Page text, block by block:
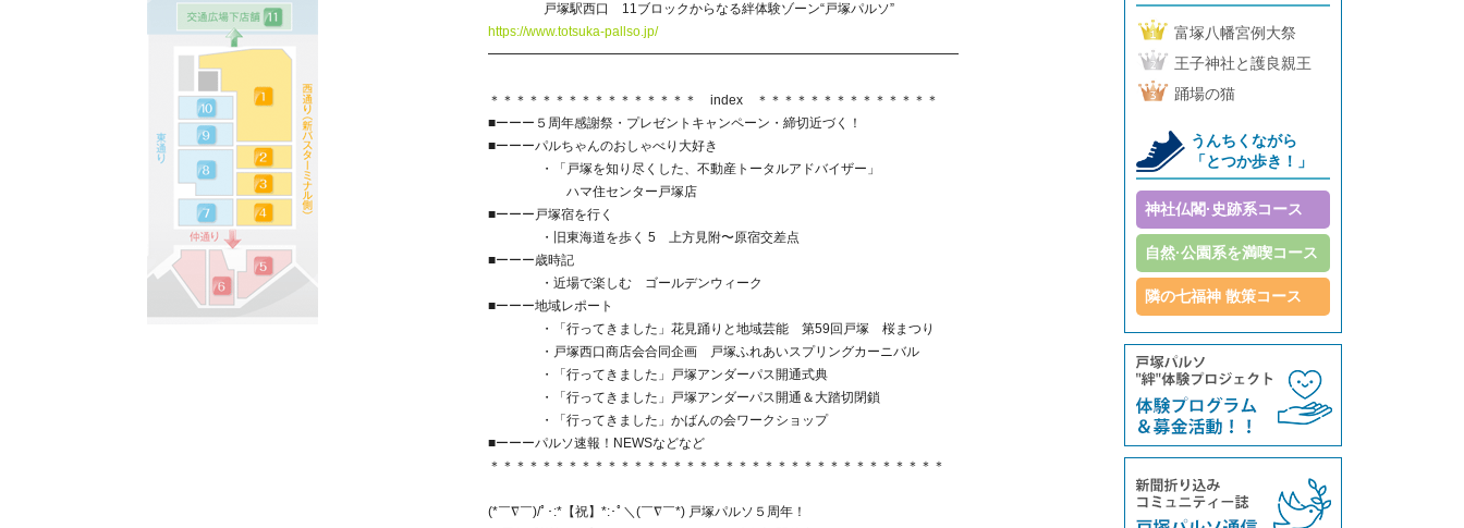
戸塚駅西口 11ブロックからなる絆体験ゾーン“戸塚パルソ”
https://www.totsuka-pallso.jp/
━━━━━━━━━━━━━━━━━━━━━━━━━━━━━━━━━━━━
＊＊＊＊＊＊＊＊＊＊＊＊＊＊＊＊ index ＊＊＊＊＊＊＊＊＊＊＊＊＊＊
■ーーー５周年感謝祭・プレゼントキャンペーン・締切近づく！
■ーーーパルちゃんのおしゃべり大好き
・「戸塚を知り尽くした、不動産トータルアドバイザー」
ハマ住センター戸塚店
■ーーー戸塚宿を行く
・旧東海道を歩く 5 上方見附〜原宿交差点
■ーーー歳時記
・近場で楽しむ ゴールデンウィーク
■ーーー地域レポート
・「行ってきました」花見踊りと地域芸能 第59回戸塚 桜まつり
・戸塚西口商店会合同企画 戸塚ふれあいスプリングカーニバル
・「行ってきました」戸塚アンダーパス開通式典
・「行ってきました」戸塚アンダーパス開通＆大踏切閉鎖
・「行ってきました」かばんの会ワークショップ
■ーーーパルソ速報！NEWSなどなど
＊＊＊＊＊＊＊＊＊＊＊＊＊＊＊＊＊＊＊＊＊＊＊＊＊＊＊＊＊＊＊＊＊＊＊
(*￣∇￣)/ﾟ･:*【祝】*:･ﾟ＼(￣∇￣*) 戸塚パルソ５周年！
富塚八幡宮例大祭
王子神社と護良親王
踊場の猫
うんちくながら
「とつか歩き！」
神社仏閣·史跡系コース
自然·公園系を満喫コース
隣の七福神 散策コース